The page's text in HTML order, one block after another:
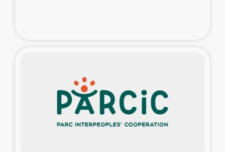
アイナロ県マウベシ郡でのコーヒー畑改善事業
ベイルート大規模爆発被災者支援